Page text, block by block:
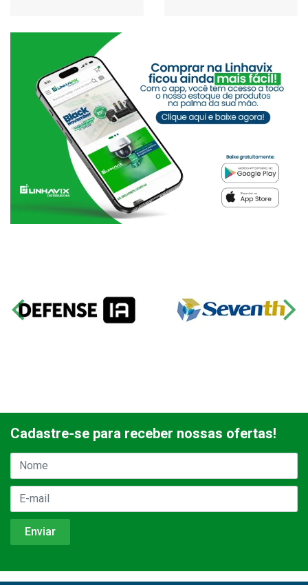
Cadastre-se para receber nossas ofertas!